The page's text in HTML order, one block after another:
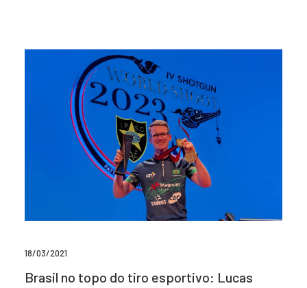
18/03/2021
Brasil no topo do tiro esportivo: Lucas